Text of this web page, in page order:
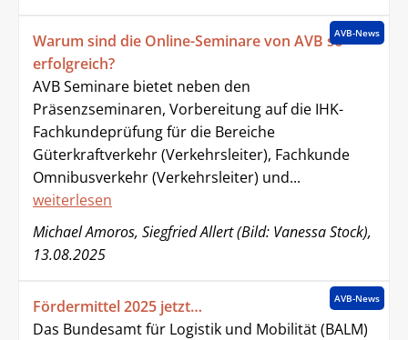
AVB-News
Warum sind die Online-Seminare von AVB so
erfolgreich?
AVB Seminare bietet neben den
Präsenzseminaren, Vorbereitung auf die IHK-
Fachkundeprüfung für die Bereiche
Güterkraftverkehr (Verkehrsleiter), Fachkunde
Omnibusverkehr (Verkehrsleiter) und...
weiterlesen
Michael Amoros, Siegfried Allert (Bild: Vanessa Stock),
13.08.2025
AVB-News
Fördermittel 2025 jetzt…
Das Bundesamt für Logistik und Mobilität (BALM)